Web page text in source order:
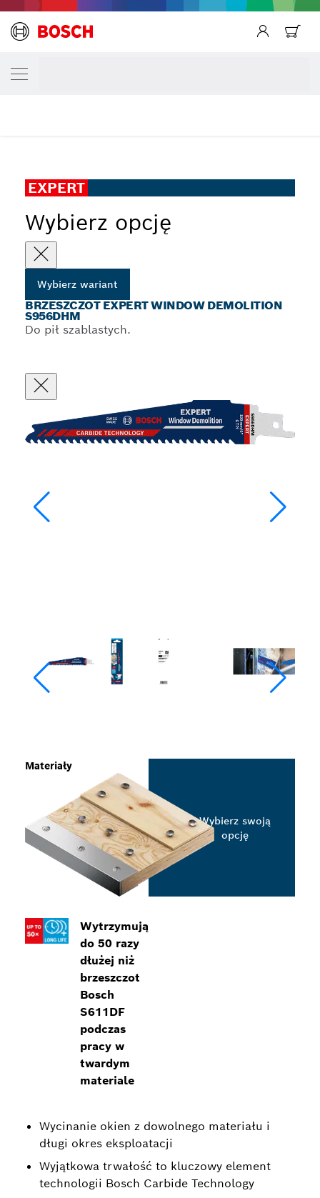
EXPERT
Wybierz opcję
Wybierz wariant
BRZESZCZOT EXPERT WINDOW DEMOLITION
S956DHM
Do pił szablastych.
Wytrzymują
do 50 razy
dłużej niż
brzeszczot
Bosch
S611DF
podczas
pracy w
twardym
materiale
Wycinanie okien z dowolnego materiału i
długi okres eksploatacji
Wyjątkowa trwałość to kluczowy element
technologii Bosch Carbide Technology
Materiały
Wybierz swoją
opcję
TWÓJ WARIANT WYBORU